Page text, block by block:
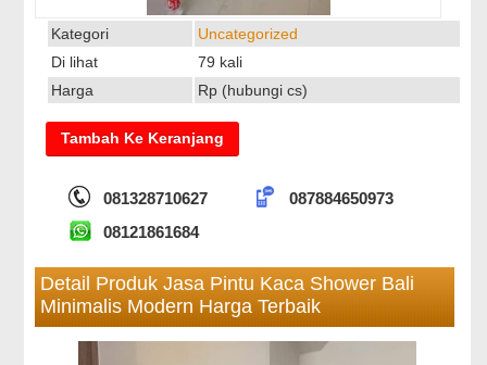
Kategori
Uncategorized
Di lihat
79 kali
Harga
Rp (hubungi cs)
081328710627
087884650973
08121861684
Detail Produk Jasa Pintu Kaca Shower Bali
Minimalis Modern Harga Terbaik